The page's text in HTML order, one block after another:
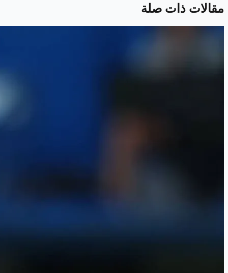
مقالات ذات صلة